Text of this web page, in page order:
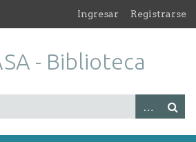
Ingresar Registrarse